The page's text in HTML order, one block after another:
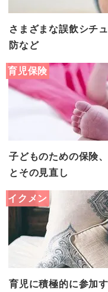
さまざまな誤飲シチ
防など
育児保険
子どものための保険
とその見直し
イクメン
育児に積極的に参加